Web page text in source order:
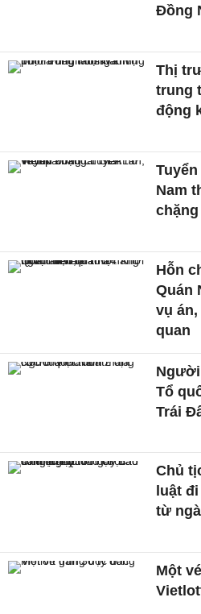
Đồng
Thị
trung
động
Nam
chặng
Hỗn
Quán
vụ
quan
Tổ
Trái
Chủ
luật
từ
Một